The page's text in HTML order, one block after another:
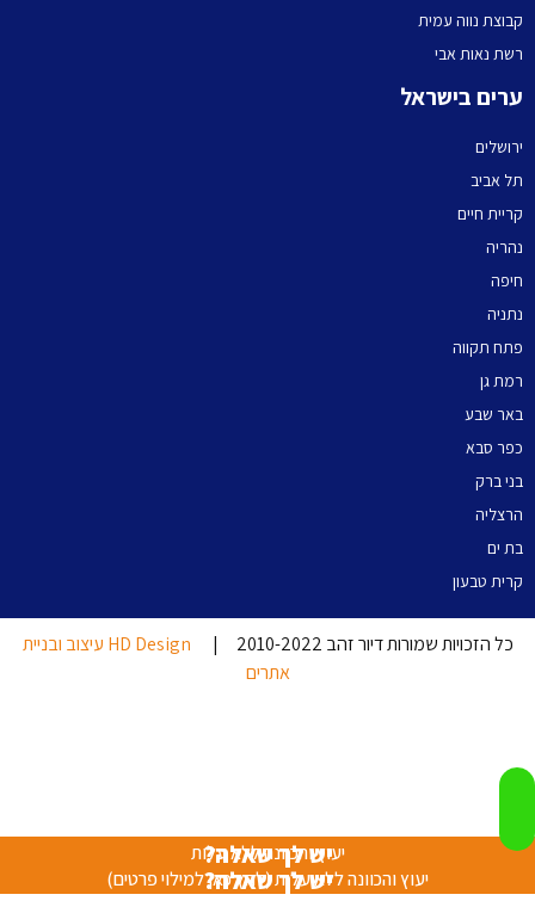
קבוצת נווה עמית
רשת נאות אבי
ערים בישראל
ירושלים
תל אביב
קריית חיים
נהריה
חיפה
נתניה
פתח תקווה
רמת גן
באר שבע
כפר סבא
בני ברק
הרצליה
בת ים
קרית טבעון
כל הזכויות שמורות דיור זהב 2010-2022 |
HD Design עיצוב ובניית
אתרים
יש לך שאלה?
יעוץ והכוונה ללא עלות
יש לך שאלה?
יעוץ והכוונה ללא עלות (לחץ כאן למילוי פרטים)